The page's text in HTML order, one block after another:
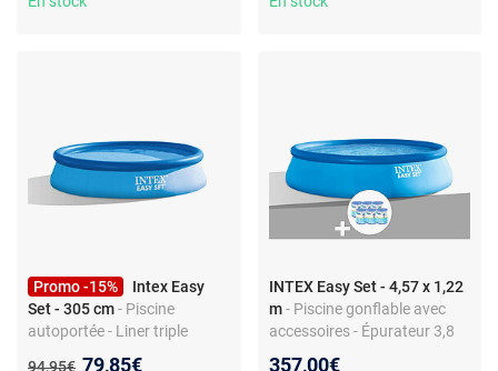
Promo -15%
Intex Easy
Set - 305 cm- Piscine
autoportée - Liner triple
Ancien prix :
94,95€ Nouveau prix :
79,85€
INTEX Easy Set - 4,57 x 1,22
m - Piscine gonflable avec
accessoires - Épurateur 3,8
357,00€